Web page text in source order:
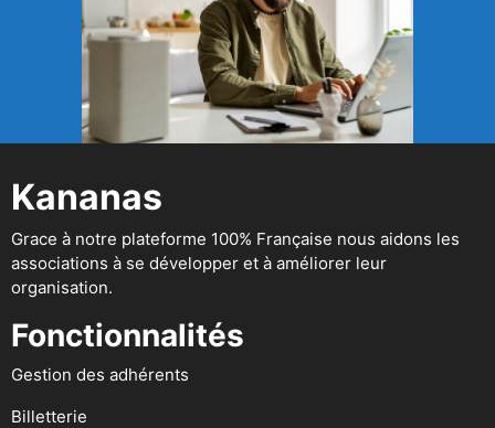
Kananas
Grace à notre plateforme 100% Française nous aidons les
associations à se développer et à améliorer leur
organisation.
Fonctionnalités
Gestion des adhérents
Billetterie